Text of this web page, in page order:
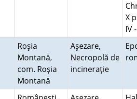
X
IV
Roşia
Montană,
com. Roşia
Montană
Aşezare,
Necropolă de
incineraţie